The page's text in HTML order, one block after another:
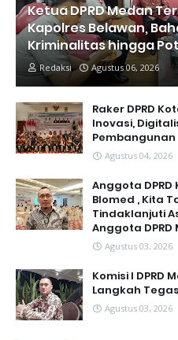
Ketua DPRD Medan
Kapolres Belawan,
Kriminalitas hingga
Redaksi Agustus 06, 2026
Raker DPRD
Inovasi,
Pembangunan
Agustus 04, 2026
Anggota
Blomed , Kita
Tindaklanjuti
Anggota DPRD
Agustus 03, 2026
Komisi I DPRD
Langkah
Agustus 03, 2026